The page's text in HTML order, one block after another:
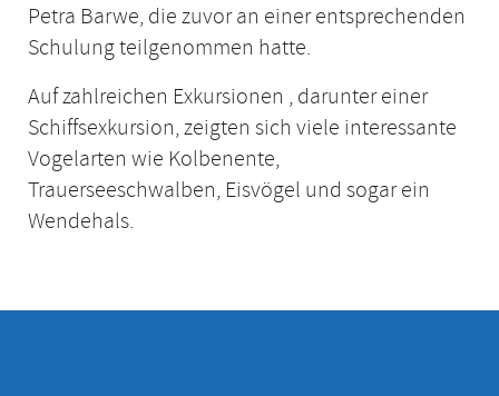
Petra Barwe, die zuvor an einer entsprechenden
Schulung teilgenommen hatte.
Auf zahlreichen Exkursionen , darunter einer
Schiffsexkursion, zeigten sich viele interessante
Vogelarten wie Kolbenente,
Trauerseeschwalben, Eisvögel und sogar ein
Wendehals.